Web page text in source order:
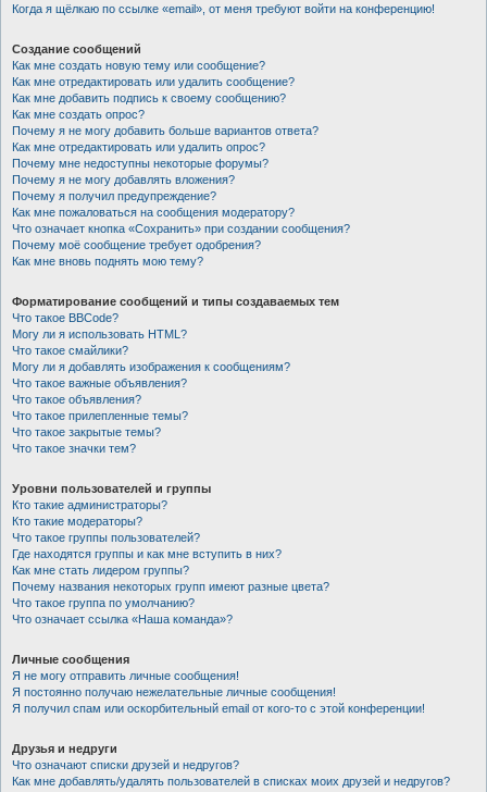
Когда я щёлкаю по ссылке «email», от меня требуют войти на конференцию!
Создание сообщений
Как мне создать новую тему или сообщение?
Как мне отредактировать или удалить сообщение?
Как мне добавить подпись к своему сообщению?
Как мне создать опрос?
Почему я не могу добавить больше вариантов ответа?
Как мне отредактировать или удалить опрос?
Почему мне недоступны некоторые форумы?
Почему я не могу добавлять вложения?
Почему я получил предупреждение?
Как мне пожаловаться на сообщения модератору?
Что означает кнопка «Сохранить» при создании сообщения?
Почему моё сообщение требует одобрения?
Как мне вновь поднять мою тему?
Форматирование сообщений и типы создаваемых тем
Что такое BBCode?
Могу ли я использовать HTML?
Что такое смайлики?
Могу ли я добавлять изображения к сообщениям?
Что такое важные объявления?
Что такое объявления?
Что такое прилепленные темы?
Что такое закрытые темы?
Что такое значки тем?
Уровни пользователей и группы
Кто такие администраторы?
Кто такие модераторы?
Что такое группы пользователей?
Где находятся группы и как мне вступить в них?
Как мне стать лидером группы?
Почему названия некоторых групп имеют разные цвета?
Что такое группа по умолчанию?
Что означает ссылка «Наша команда»?
Личные сообщения
Я не могу отправить личные сообщения!
Я постоянно получаю нежелательные личные сообщения!
Я получил спам или оскорбительный email от кого-то с этой конференции!
Друзья и недруги
Что означают списки друзей и недругов?
Как мне добавлять/удалять пользователей в списках моих друзей и недругов?